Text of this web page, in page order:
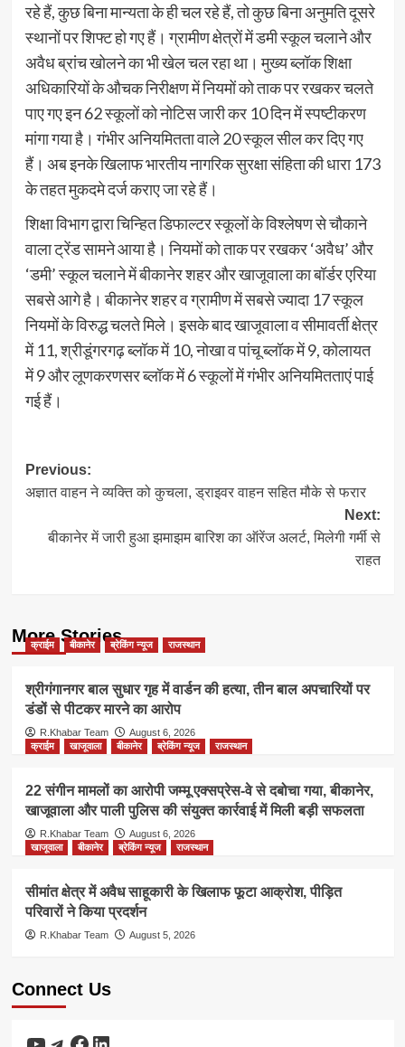
रहे हैं, कुछ बिना मान्यता के ही चल रहे हैं, तो कुछ बिना अनुमति दूसरे
स्थानों पर शिफ्ट हो गए हैं। ग्रामीण क्षेत्रों में डमी स्कूल चलाने और
अवैध ब्रांच खोलने का भी खेल चल रहा था। मुख्य ब्लॉक शिक्षा
अधिकारियों के औचक निरीक्षण में नियमों को ताक पर रखकर चलते
पाए गए इन 62 स्कूलों को नोटिस जारी कर 10 दिन में स्पष्टीकरण
मांगा गया है। गंभीर अनियमितता वाले 20 स्कूल सील कर दिए गए
हैं। अब इनके खिलाफ भारतीय नागरिक सुरक्षा संहिता की धारा 173
के तहत मुकदमे दर्ज कराए जा रहे हैं।
शिक्षा विभाग द्वारा चिन्हित डिफाल्टर स्कूलों के विश्लेषण से चौकाने
वाला ट्रेंड सामने आया है। नियमों को ताक पर रखकर ‘अवैध’ और
‘डमी’ स्कूल चलाने में बीकानेर शहर और खाजूवाला का बॉर्डर एरिया
सबसे आगे है। बीकानेर शहर व ग्रामीण में सबसे ज्यादा 17 स्कूल
नियमों के विरुद्ध चलते मिले। इसके बाद खाजूवाला व सीमावर्ती क्षेत्र
में 11, श्रीडूंगरगढ़ ब्लॉक में 10, नोखा व पांचू ब्लॉक में 9, कोलायत
में 9 और लूणकरणसर ब्लॉक में 6 स्कूलों में गंभीर अनियमितताएं पाई
गई हैं।
Post
navigation
Previous:
अज्ञात वाहन ने व्यक्ति को कुचला, ड्राइवर वाहन सहित मौके से फरार
Next:
बीकानेर में जारी हुआ झमाझम बारिश का ऑरेंज अलर्ट, मिलेगी गर्मी से
राहत
More Stories
क्राईम बीकानेर ब्रेकिंग न्यूज राजस्थान
श्रीगंगानगर बाल सुधार गृह में वार्डन की हत्या, तीन बाल अपचारियों पर
डंडों से पीटकर मारने का आरोप
R.Khabar Team
August 6, 2026
क्राईम
खाजूवाला बीकानेर ब्रेकिंग न्यूज राजस्थान
22 संगीन मामलों का आरोपी जम्मू एक्सप्रेस-वे से दबोचा गया, बीकानेर,
खाजूवाला और पाली पुलिस की संयुक्त कार्रवाई में मिली बड़ी सफलता
R.Khabar Team
August 6, 2026
खाजूवाला
बीकानेर ब्रेकिंग न्यूज राजस्थान
सीमांत क्षेत्र में अवैध साहूकारी के खिलाफ फूटा आक्रोश, पीड़ित
परिवारों ने किया प्रदर्शन
R.Khabar Team August 5, 2026
Connect Us